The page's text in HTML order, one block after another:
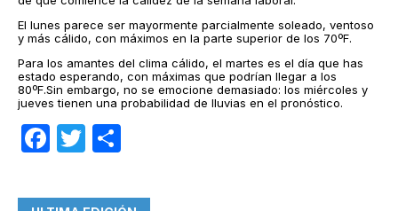
El lunes parece ser mayormente parcialmente soleado, ventoso
y más cálido, con máximos en la parte superior de los 70ºF.
Para los amantes del clima cálido, el martes es el día que has
estado esperando, con máximas que podrían llegar a los
80ºF.Sin embargo, no se emocione demasiado: los miércoles y
jueves tienen una probabilidad de lluvias en el pronóstico.
Facebook
Twitter